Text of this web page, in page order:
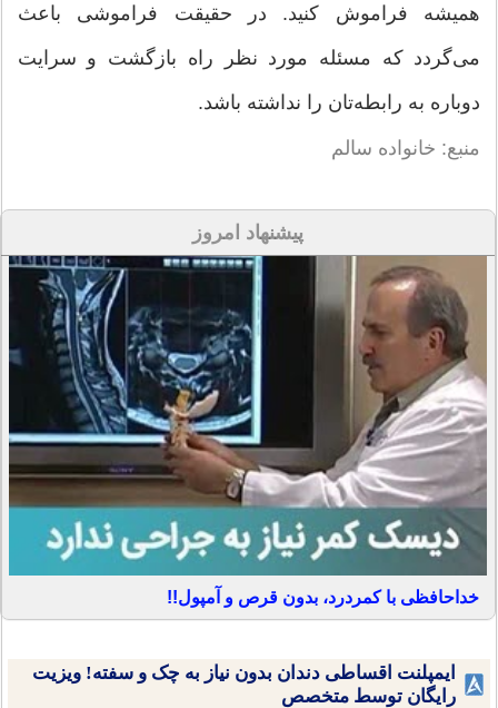
همیشه فراموش کنید. در حقیقت فراموشی باعث
می‌گردد که مسئله مورد نظر راه بازگشت و سرایت
دوباره به رابطه‌تان را نداشته باشد.
منبع: خانواده سالم
پیشنهاد امروز
خداحافظی با کمردرد، بدون قرص و آمپول!!
ایمپلنت اقساطی دندان بدون نیاز به چک و سفته! ویزیت
رایگان توسط متخصص